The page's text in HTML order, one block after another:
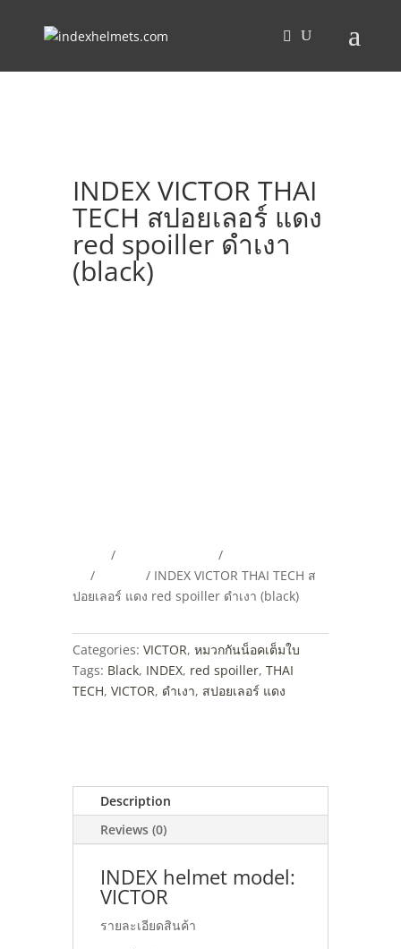
INDEX VICTOR THAI
TECH สปอยเลอร์ แดง
red spoiller ดำเงา
(black)
/ /
/
/ INDEX VICTOR THAI TECH ส
ปอยเลอร์ แดง red spoiller ดำเงา (black)
Categories: VICTOR, หมวกกันน็อคเต็มใบ
Tags: Black, INDEX, red spoiller, THAI
TECH, VICTOR, ดำเงา, สปอยเลอร์ แดง
Description
Reviews (0)
INDEX helmet model:
VICTOR
รายละเอียดสินค้า